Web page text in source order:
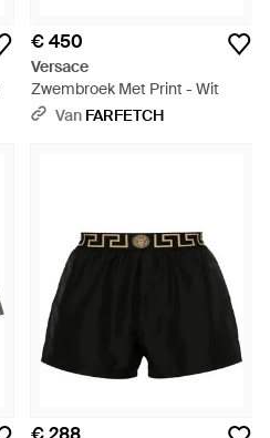
€ 450
Versace
Zwembroek Met Print - Wit
Van FARFETCH